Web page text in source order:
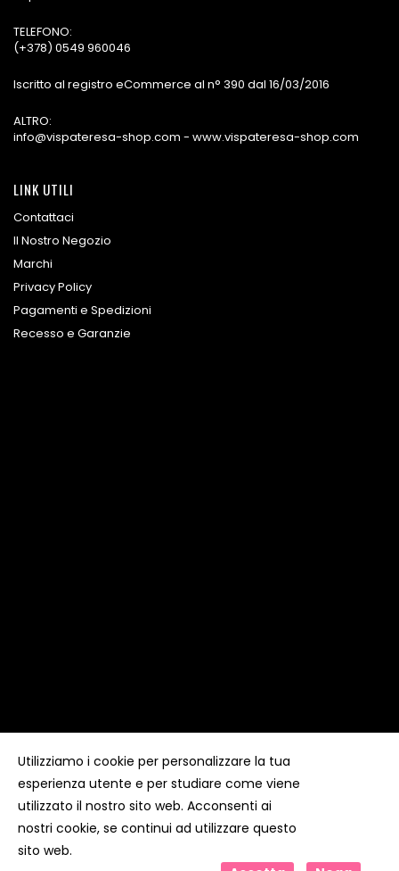
TELEFONO:
(+378) 0549 960046
Iscritto al registro eCommerce al n° 390 dal 16/03/2016
ALTRO:
info@vispateresa-shop.com - www.vispateresa-shop.com
LINK UTILI
Contattaci
Il Nostro Negozio
Marchi
Privacy Policy
Pagamenti e Spedizioni
Recesso e Garanzie
Copyright ©Kyuubi Cloud SolutionbySTUDIO
diritti riservati
Utilizziamo i cookie per personalizzare la tua
esperienza utente e per studiare come viene
utilizzato il nostro sito web. Acconsenti ai
nostri cookie, se continui ad utilizzare questo
sito web.